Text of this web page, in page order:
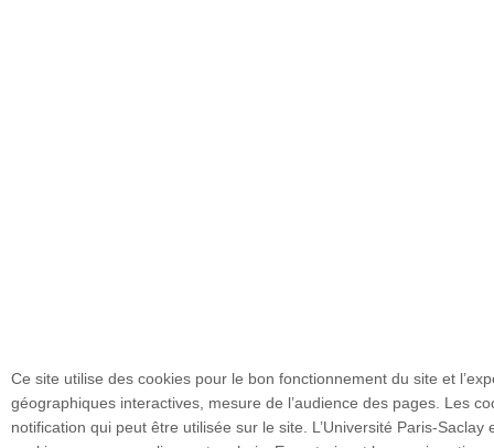
Ce site utilise des cookies pour le bon fonctionnement du site et
géographiques interactives, mesure de l’audience des pages. Les
notification qui peut être utilisée sur le site. L’Université Paris-